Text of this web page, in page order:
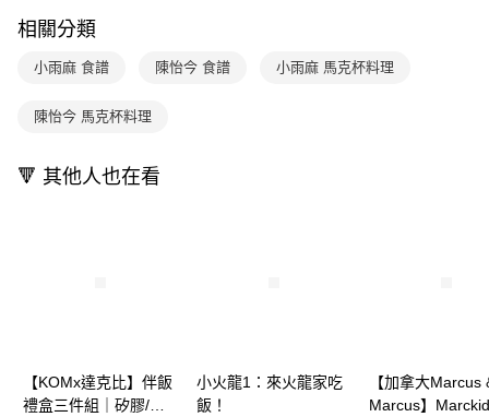
1.本服務係由「台灣大哥大股份有限公司」（以下簡稱本公司）所提供，讓
2.基於同意付款使用「大哥付你分期」之契約關係目的，商店將以您的個人
由本公司與您本人進行分期帳單所需資料之確認、核對及更正。
3.完整用戶服務條款，請詳閱以下連結：
３．收到繳費通知簡訊後14天內，點擊此簡訊中的連結，可透過四大超商／
※ 請注意：結帳手續完成當下不需立刻繳費，但若您需要取消訂單，請聯絡
後付繳納相關費用。
客戶支援中心」https://netprotections.freshdesk.com/support/home
４．使用「AFTEE先享後付」時，將依據個別帳號之用戶狀況，依本公司即
時審查核予不同之上限額度；若仍有額度不足之情形，本公司將視審查結果
每筆NT$70，滿NT$800(含以上)免運費
國內宅配/郵寄 (不適用離島、海外及郵局i郵箱)
每筆NT$200
相關分類
小雨麻 食譜 陳怡今 食譜 小雨麻 馬克杯料理
陳怡今 馬克杯料理
🔻 其他人也在看
【KOMx達克比】伴飯
禮盒三件組｜矽膠/磨
小火龍1：來火龍家吃
飯！
【加拿大Marcus
Marcus】